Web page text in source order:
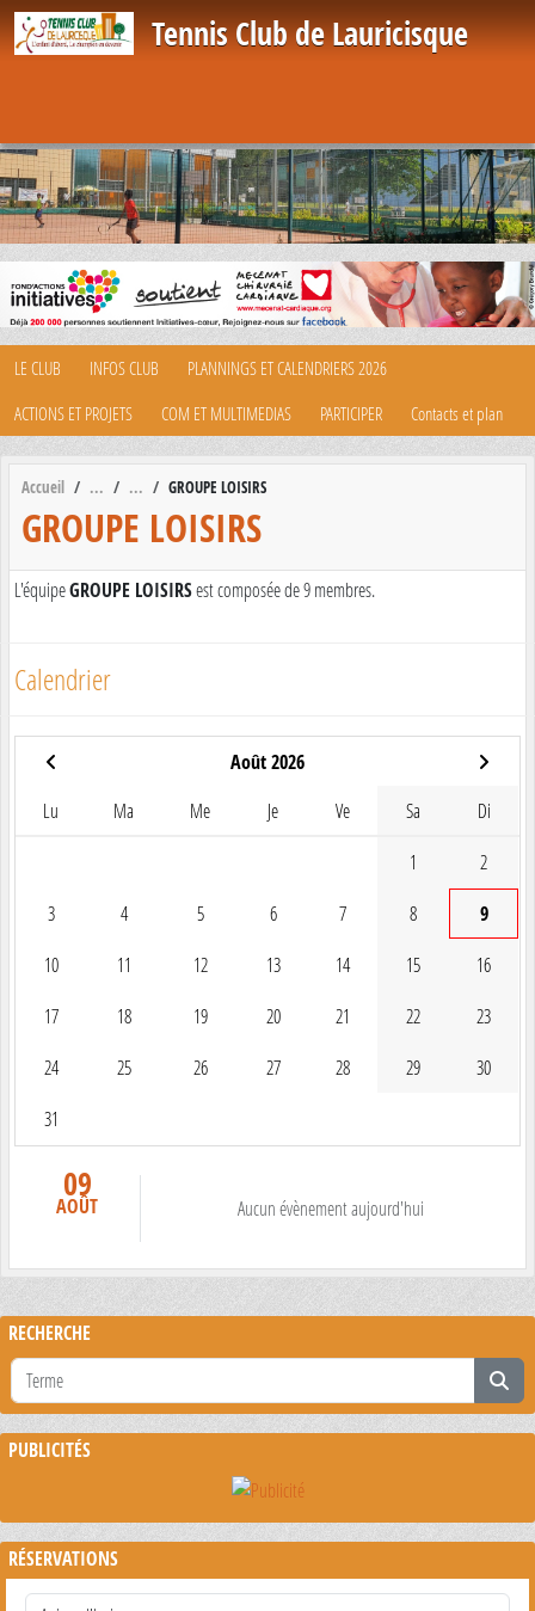
Tennis Club de Lauricisque
LE CLUB INFOS CLUB
PLANNINGS ET CALENDRIERS 2026
ACTIONS ET PROJETS
COM ET MULTIMEDIAS PARTICIPER Contacts et plan
Accueil GROUPE LOISIRS
GROUPE LOISIRS
L'équipeGROUPE LOISIRSest composée de 9 membres.
Calendrier
Août 2026
Lu Ma Me Je Ve Sa Di
1 2
3 4 5 6 7 8 9
10 11 12 13 14 15 16
17 18 19 20 21 22 23
24 25 26 27 28 29 30
31
09
AOÛT Aucun évènement aujourd'hui
RECHERCHE
PUBLICITÉS
RÉSERVATIONS
Panneau de gestion des cookies